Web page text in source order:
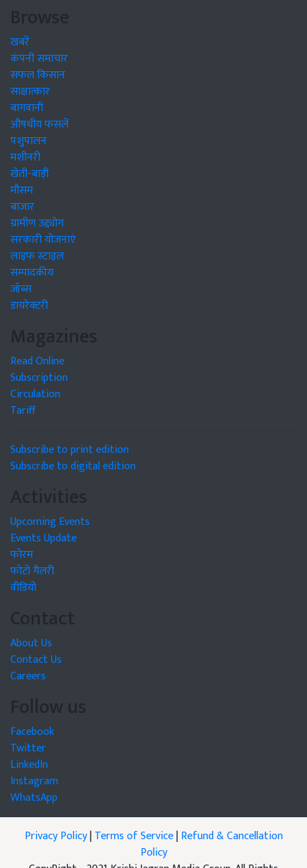
Browse
खबरें
कंपनी समाचार
सफल किसान
साक्षात्कार
बागवानी
औषधीय फसलें
पशुपालन
मशीनरी
खेती-बाड़ी
मौसम
बाजार
ग्रामीण उद्द्योग
सरकारी योजनाएं
लाइफ स्टाइल
सम्पादकीय
जॉब्स
डायरेक्टरी
Magazines
Read Online
Subscription
Circulation
Tariff
Subscribe to print edition
Subscribe to digital edition
Activities
Upcoming Events
Events Update
फोरम
फोटो गैलरी
वीडियो
Contact
About Us
Contact Us
Careers
Follow us
Facebook
Twitter
LinkedIn
Instagram
WhatsApp
Privacy Policy|Terms of Service|Refund & Cancellation
Policy